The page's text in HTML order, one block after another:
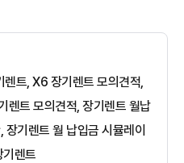
트, X6 장기렌트 모의견적,
렌트 모의견적, 장기렌트 월납
기렌트 월 납입금 시뮬레이
기렌트